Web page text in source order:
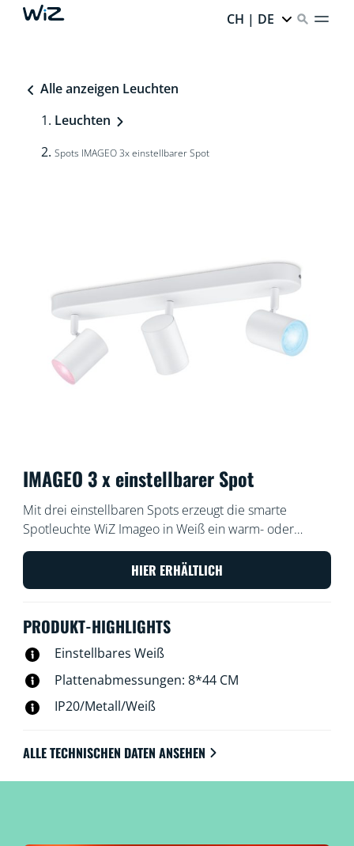
CH | DE
Alle anzeigen Leuchten
Leuchten
Spots IMAGEO 3x einstellbarer Spot
IMAGEO 3 x einstellbarer Spot
Mit drei einstellbaren Spots erzeugt die smarte
Spotleuchte WiZ Imageo in Weiß ein warm- oder
kaltweißes Licht für jeden Raum. In Verbindung mit
dem vorhandenen WLAN kann sie über die WiZ App
oder per Stimme gesteuert werden.
HIER ERHÄLTLICH
PRODUKT-HIGHLIGHTS
Einstellbares Weiß
Plattenabmessungen: 8*44 CM
IP20/Metall/Weiß
ALLE TECHNISCHEN DATEN ANSEHEN